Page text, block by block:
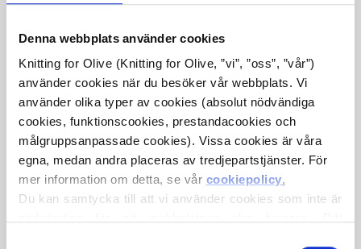
Denna webbplats använder cookies
Knitting for Olive (Knitting for Olive, ”vi”, ”oss”, ”vår”)
använder cookies när du besöker vår webbplats. Vi
använder olika typer av cookies (absolut nödvändiga
cookies, funktionscookies, prestandacookies och
målgruppsanpassade cookies). Vissa cookies är våra
egna, medan andra placeras av tredjepartstjänster. För
mer information om detta, se vår cookiepolicy.
Du kan samtycka till att vi använder cookies som inte är
SPRÅKET VÄLJ SPRÅK
Köp av garn?
JAG SKULLE VILJA KÖPA GARN TILL MÖNSTRET